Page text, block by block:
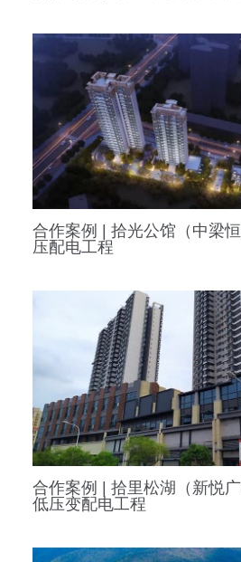
合作案例 | 拾光公馆（中梁
压配电工程
合作案例 | 拾里松湖（新悦
低压变配电工程